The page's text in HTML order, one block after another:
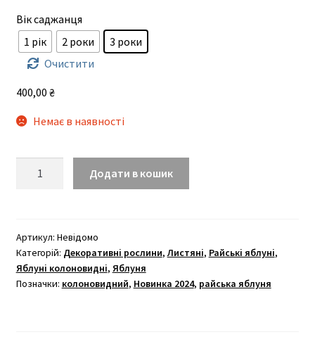
200,00 ₴
Вік саджанця
1 рік
2 роки
3 роки
Очистити
400,00 ₴
Немає в наявності
(колоноподібний)
Додати в кошик
Артикул: Невідомо
Категорій: Декоративні рослини, Листяні, Райські яблуні,
Яблуні колоновидні, Яблуня
Позначки: колоновидний, Новинка 2024, райська яблуня